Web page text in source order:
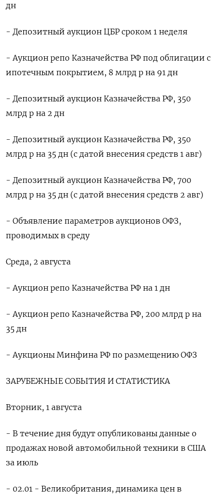
дн
- Депозитный аукцион ЦБР сроком 1 неделя
- Аукцион репо Казначейства РФ под облигации с
ипотечным покрытием, 8 млрд р на 91 дн
- Депозитный аукцион Казначейства РФ, 350
млрд р на 2 дн
- Депозитный аукцион Казначейства РФ, 350
млрд р на 35 дн (с датой внесения средств 1 авг)
- Депозитный аукцион Казначейства РФ, 700
млрд р на 35 дн (с датой внесения средств 2 авг)
- Объявление параметров аукционов ОФЗ,
проводимых в среду
Среда, 2 августа
- Аукцион репо Казначейства РФ на 1 дн
- Аукцион репо Казначейства РФ, 200 млрд р на
35 дн
- Аукционы Минфина РФ по размещению ОФЗ
ЗАРУБЕЖНЫЕ СОБЫТИЯ И СТАТИСТИКА
Вторник, 1 августа
- В течение дня будут опубликованы данные о
продажах новой автомобильной техники в США
за июль
- 02.01 - Великобритания, динамика цен в